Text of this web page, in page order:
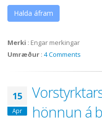
Halda áfram
Merki : Engar merkingar
Umræður : 4 Comments
15
Apr
hönnun á